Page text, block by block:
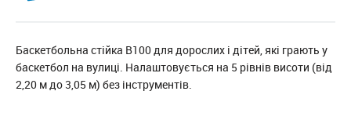
Баскетбольна стійка B100 для дорослих і дітей, які грають у
баскетбол на вулиці. Налаштовується на 5 рівнів висоти (від
2,20 м до 3,05 м) без інструментів.